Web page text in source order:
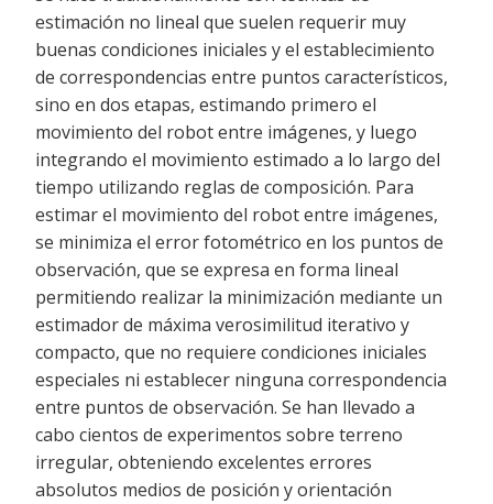
estimación no lineal que suelen requerir muy
buenas condiciones iniciales y el establecimiento
de correspondencias entre puntos característicos,
sino en dos etapas, estimando primero el
movimiento del robot entre imágenes, y luego
integrando el movimiento estimado a lo largo del
tiempo utilizando reglas de composición. Para
estimar el movimiento del robot entre imágenes,
se minimiza el error fotométrico en los puntos de
observación, que se expresa en forma lineal
permitiendo realizar la minimización mediante un
estimador de máxima verosimilitud iterativo y
compacto, que no requiere condiciones iniciales
especiales ni establecer ninguna correspondencia
entre puntos de observación. Se han llevado a
cabo cientos de experimentos sobre terreno
irregular, obteniendo excelentes errores
absolutos medios de posición y orientación